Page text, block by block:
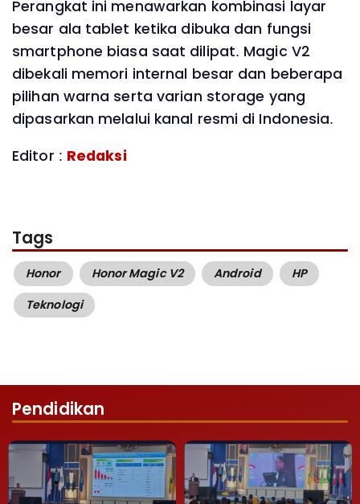
Perangkat ini menawarkan kombinasi layar
besar ala tablet ketika dibuka dan fungsi
smartphone biasa saat dilipat. Magic V2
dibekali memori internal besar dan beberapa
pilihan warna serta varian storage yang
dipasarkan melalui kanal resmi di Indonesia.
Editor : Redaksi
Tags
Honor Honor Magic V2 Android
HP
Teknologi
Pendidikan